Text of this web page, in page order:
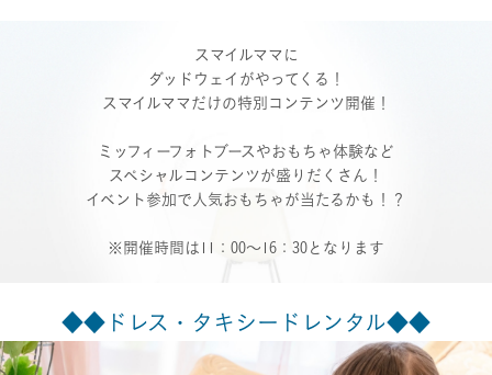
スマイルママに
ダッドウェイがやってくる！
スマイルママだけの特別コンテンツ開催！
ミッフィーフォトブースやおもちゃ体験など
スペシャルコンテンツが盛りだくさん！
イベント参加で人気おもちゃが当たるかも！？
※開催時間は11：00～16：30となります
◆◆ドレス・タキシードレンタル◆◆